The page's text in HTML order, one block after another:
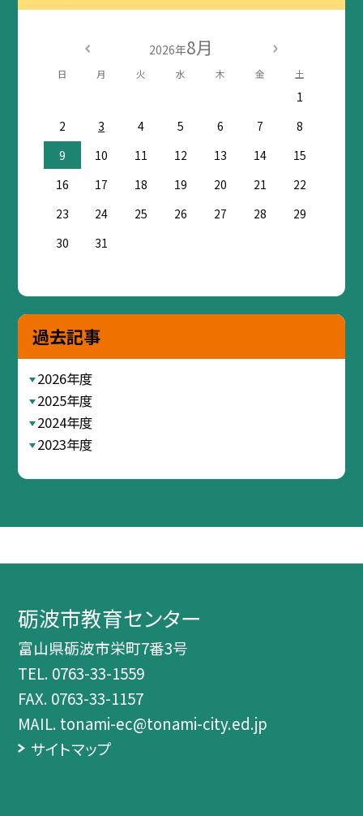
2026年8月
日 月 火 水 木 金 土
1
2
3 4 5 6 7
8
9
10 11 12 13 14
15
16
17 18 19 20 21
22
23
24 25 26 27 28
29
30
31
過去記事
2026年度
2025年度
2024年度
2023年度
砺波市教育センター
富山県砺波市栄町7番3号
TEL. 0763-33-1559
FAX. 0763-33-1157
MAIL. tonami-ec@tonami-city.ed.jp
サイトマップ